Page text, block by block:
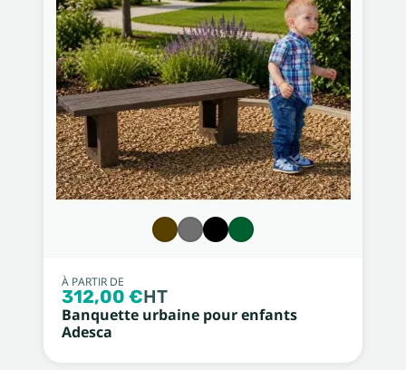
À PARTIR DE
312,00 €HT
Banquette urbaine pour enfants
Adesca